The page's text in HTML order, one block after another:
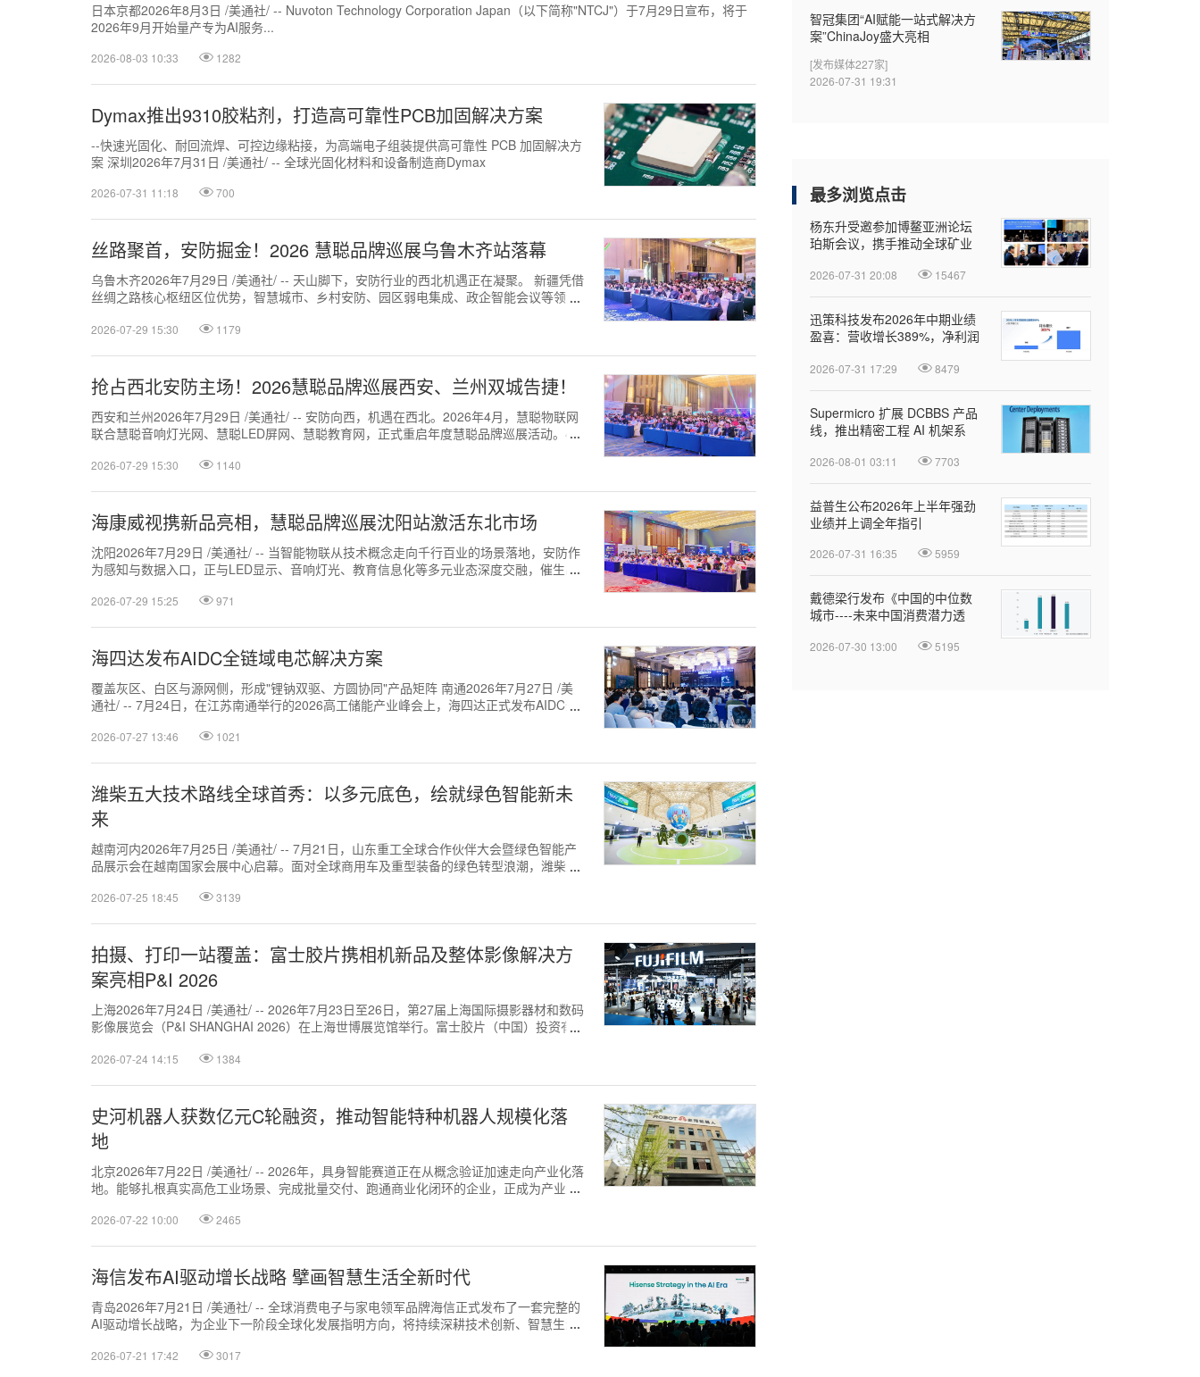
日本京都2026年8月3日 /美通社/ -- Nuvoton Technology Corporation Japan（以下简称"NTCJ"）于7月29日宣布，将于
2026年9月开始量产专为AI服务...
2026-08-03 10:33 1282
Dymax推出9310胶粘剂，打造高可靠性PCB加固解决方案
--快速光固化、耐回流焊、可控边缘粘接，为高端电子组装提供高可靠性 PCB 加固解决方
案 深圳2026年7月31日 /美通社/ -- 全球光固化材料和设备制造商Dymax
2026-07-31 11:18 700
丝路聚首，安防掘金！2026 慧聪品牌巡展乌鲁木齐站落幕
乌鲁木齐2026年7月29日 /美通社/ -- 天山脚下，安防行业的西北机遇正在凝聚。 新疆凭借
丝绸之路核心枢纽区位优势，智慧城市、乡村安防、园区弱电集成、政企智能会议等领域
2026-07-29 15:30 1179
抢占西北安防主场！2026慧聪品牌巡展西安、兰州双城告捷！
西安和兰州2026年7月29日 /美通社/ -- 安防向西，机遇在西北。2026年4月，慧聪物联网
联合慧聪音响灯光网、慧聪LED屏网、慧聪教育网，正式重启年度慧聪品牌巡展活动。4月
2026-07-29 15:30 1140
海康威视携新品亮相，慧聪品牌巡展沈阳站激活东北市场
沈阳2026年7月29日 /美通社/ -- 当智能物联从技术概念走向千行百业的场景落地，安防作
为感知与数据入口，正与LED显示、音响灯光、教育信息化等多元业态深度交融，催生出
2026-07-29 15:25 971
海四达发布AIDC全链域电芯解决方案
覆盖灰区、白区与源网侧，形成"锂钠双驱、方圆协同"产品矩阵 南通2026年7月27日 /美
通社/ -- 7月24日，在江苏南通举行的2026高工储能产业峰会上，海四达正式发布AIDC全
2026-07-27 13:46 1021
潍柴五大技术路线全球首秀：以多元底色，绘就绿色智能新未
来
越南河内2026年7月25日 /美通社/ -- 7月21日，山东重工全球合作伙伴大会暨绿色智能产
品展示会在越南国家会展中心启幕。面对全球商用车及重型装备的绿色转型浪潮，潍柴依
2026-07-25 18:45 3139
拍摄、打印一站覆盖：富士胶片携相机新品及整体影像解决方
案亮相P&I 2026
上海2026年7月24日 /美通社/ -- 2026年7月23日至26日，第27届上海国际摄影器材和数码
影像展览会（P&I SHANGHAI 2026）在上海世博展览馆举行。富士胶片（中国）投资有
2026-07-24 14:15 1384
史河机器人获数亿元C轮融资，推动智能特种机器人规模化落
地
北京2026年7月22日 /美通社/ -- 2026年，具身智能赛道正在从概念验证加速走向产业化落
地。能够扎根真实高危工业场景、完成批量交付、跑通商业化闭环的企业，正成为产业资
2026-07-22 10:00 2465
海信发布AI驱动增长战略 擘画智慧生活全新时代
青岛2026年7月21日 /美通社/ -- 全球消费电子与家电领军品牌海信正式发布了一套完整的
AI驱动增长战略，为企业下一阶段全球化发展指明方向，将持续深耕技术创新、智慧生活
2026-07-21 17:42 3017
智冠集团“AI赋能一站式解决方
案”ChinaJoy盛大亮相
[发布媒体227家]
2026-07-31 19:31
最多浏览点击
杨东升受邀参加博鳌亚洲论坛
珀斯会议，携手推动全球矿业
2026-07-31 20:08 15467
迅策科技发布2026年中期业绩
盈喜：营收增长389%，净利润
擎
2026-07-31 17:29 8479
Supermicro 扩展 DCBBS 产品
线，推出精密工程 AI 机架系
2026-08-01 03:11 7703
益普生公布2026年上半年强劲
业绩并上调全年指引
2026-07-31 16:35 5959
戴德梁行发布《中国的中位数
城市----未来中国消费潜力透
2026-07-30 13:00 5195